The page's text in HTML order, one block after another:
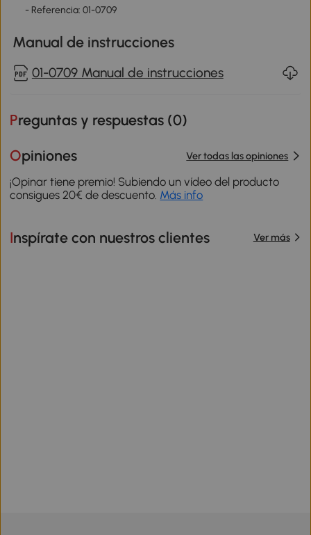
- Referencia: 01-0709
Manual de instrucciones
01-0709 Manual de instrucciones
Preguntas y respuestas (0)
Opiniones Ver todas las opiniones
¡Opinar tiene premio! Subiendo un vídeo del producto
consigues 20€ de descuento. Más info
Inspírate con nuestros clientes Ver más